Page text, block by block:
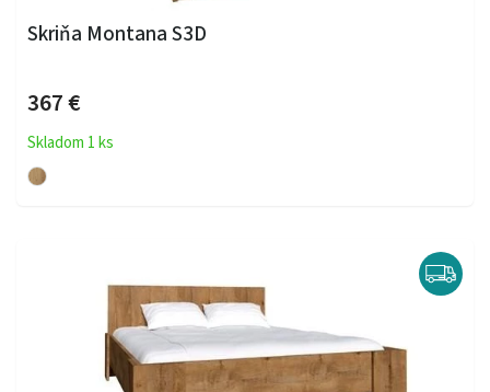
Skriňa Montana S3D
367 €
Skladom 1 ks